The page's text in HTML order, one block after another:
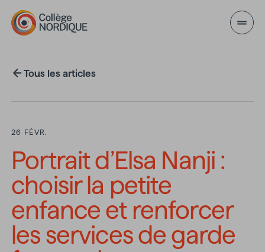
Aller au contenu principal
Tous les articles
26 FÉVR.
Portrait d’Elsa Nanji :
choisir la petite
enfance et renforcer
les services de garde